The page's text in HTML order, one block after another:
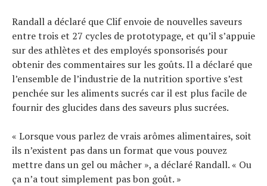
Randall a déclaré que Clif envoie de nouvelles saveurs
entre trois et 27 cycles de prototypage, et qu’il s’appuie
sur des athlètes et des employés sponsorisés pour
obtenir des commentaires sur les goûts. Il a déclaré que
l’ensemble de l’industrie de la nutrition sportive s’est
penchée sur les aliments sucrés car il est plus facile de
fournir des glucides dans des saveurs plus sucrées.
« Lorsque vous parlez de vrais arômes alimentaires, soit
ils n’existent pas dans un format que vous pouvez
mettre dans un gel ou mâcher », a déclaré Randall. « Ou
ça n’a tout simplement pas bon goût. »